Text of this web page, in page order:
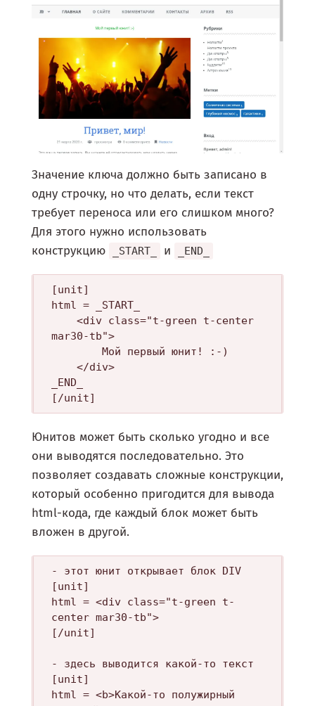
Значение ключа должно быть записано в
одну строчку, но что делать, если текст
требует переноса или его слишком много?
Для этого нужно использовать
конструкцию
_START_ и _END_
[unit]
html = _START_
mar30-tb">
_END_
Юнитов может быть сколько угодно и все
они выводятся последовательно. Это
позволяет создавать сложные конструкции,
который особенно пригодится для вывода
html-кода, где каждый блок может быть
вложен в другой.
- этот юнит открывает блок DIV
[unit]
html = <div class="t-green t-
center mar30-tb">
[/unit]
- здесь выводится какой-то текст
[unit]
html = <b>Какой-то полужирный